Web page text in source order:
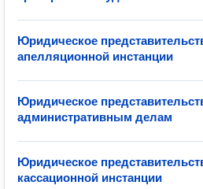
Юридическое
апелляционной инстанции
Юридическое
административным делам
Юридическое
кассационной инстанции